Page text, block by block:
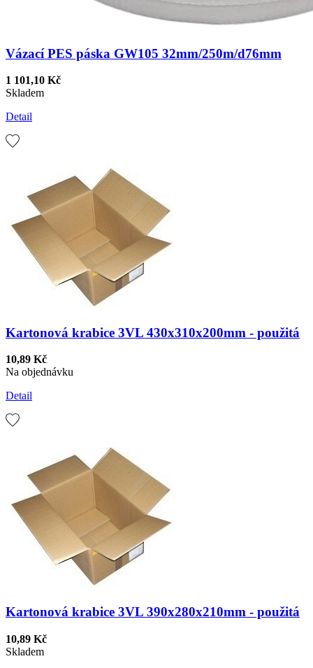
Vázací PES páska GW105 32mm/250m/d76mm
1 101,10 Kč
Skladem
Detail
Kartonová krabice 3VL 430x310x200mm - použitá
10,89 Kč
Na objednávku
Detail
Kartonová krabice 3VL 390x280x210mm - použitá
10,89 Kč
Skladem